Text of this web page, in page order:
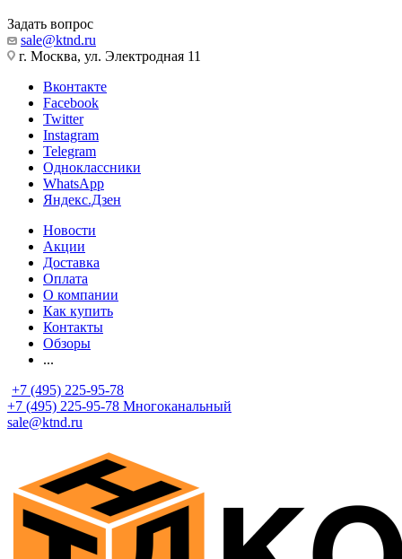
Задать вопрос
sale@ktnd.ru
г. Москва, ул. Электродная 11
Вконтакте
Facebook
Twitter
Instagram
Telegram
Одноклассники
WhatsApp
Яндекс.Дзен
Новости
Акции
Доставка
Оплата
О компании
Как купить
Контакты
Обзоры
...
+7 (495) 225-95-78
+7 (495) 225-95-78 Многоканальный
sale@ktnd.ru